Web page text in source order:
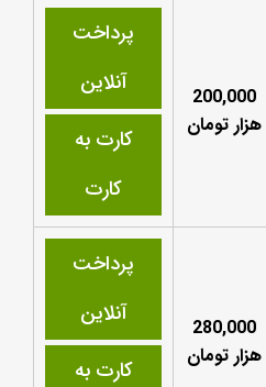
200,000
هزار تومان
پرداخت
آنلاین
کارت به
کارت
280,000
هزار تومان
پرداخت
آنلاین
کارت به